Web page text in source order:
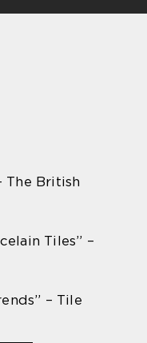
The British
Tiles” –
– Tile